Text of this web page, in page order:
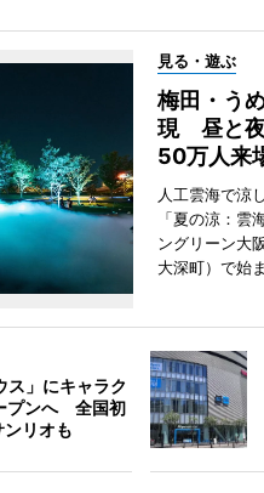
見る・遊ぶ
梅田・う
現 昼と夜
50万人来
人工雲海で涼
「夏の涼：雲
ングリーン大
大深町）で始ま
ス」にキャラク
プンへ 全国初
ンリオも